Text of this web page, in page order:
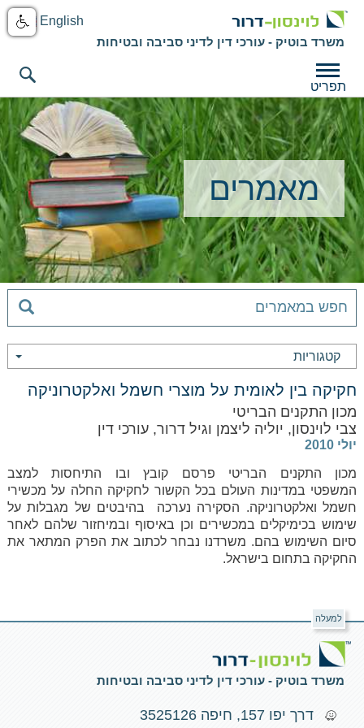
English
משרד בוטיק - עורכי דין לדיני סביבה ובטיחות
תפריט
מאמרים
קטגוריות
חקיקה בין לאומית על מוצרי חשמל ואלקטרוניקה
מכון התקנים הבריטי
צבי לוינסון, יוליה ליצמן וגיל דרור, עורכי דין
יולי 2010
מכון התקנים הבריטי פרסם קובץ ובו התיחסות למצב
המשפטי במדינות העולם בכל הקשור לחקיקה החלה על מכשירי
חשמל ואלקטרוניקה. הסקירה נערכה בהיבטים של מגבלות על
שימוש בכימיקלים במכשירים וכן באיסוף ובמיחזור שלהם לאחר
סיום השימוש בהם. משרדנו נבחר לכתוב את הפרק המתאר את
החקיקה בתחום בישראל.
למעלה
משרד בוטיק - עורכי דין לדיני סביבה ובטיחות
דרך יפו 157, חיפה 3525126